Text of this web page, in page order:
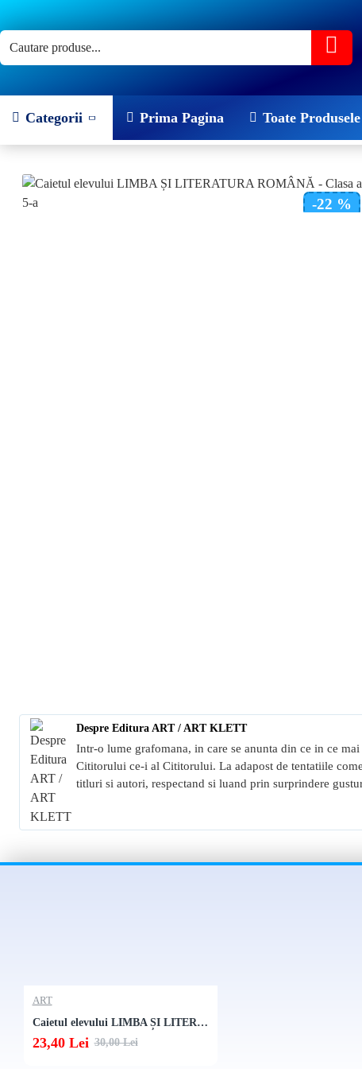
Categorii Prima Pagina Toate Produsele
-22 %
Despre Editura ART / ART KLETT
Intr-o lume grafomana, in care se anunta din ce in ce
Cititorului ce-i al Cititorului. La adapost de tentatiile
titluri si autori, respectand si luand prin surprindere